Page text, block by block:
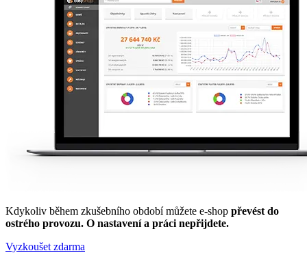
Kdykoliv během zkušebního období můžete e-shop převést do
ostrého provozu. O nastavení a práci nepřijdete.
Vyzkoušet zdarma